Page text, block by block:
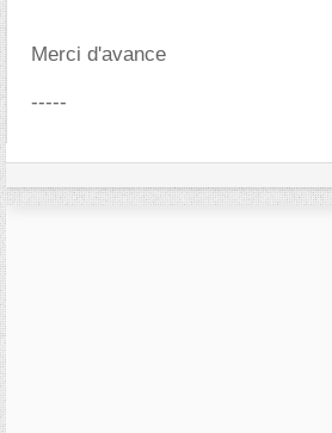
Merci d'avance
-----